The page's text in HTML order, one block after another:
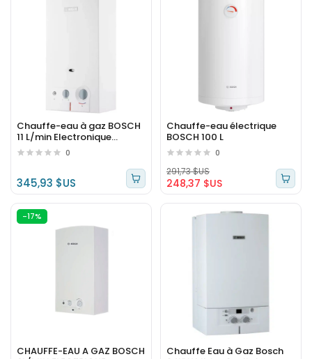
Chauffe-eau à gaz BOSCH
11 L/min Electronique
(sonde)
0
345,93 $US
Chauffe-eau électrique
BOSCH 100 L
0
248,37 $US
291,73 $US
-17%
CHAUFFE-EAU A GAZ BOSCH
Chauffe Eau à Gaz Bosch